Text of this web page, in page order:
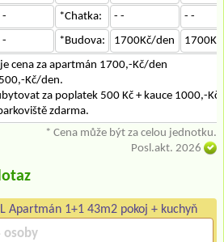
- *Chatka: - -
- -
- *Budova: 1700Kč/den
cena za apartmán 1700,-Kč/den
Kč/den.
za poplatek 500 Kč + kauce 1000,-Kč.
zdarma.
* Cena může být za celou jednotku.
Posl.akt. 2026
Apartmán 1+1 43m2 pokoj + kuchyň